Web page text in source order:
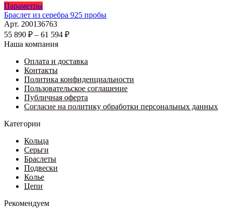
ПараметрыЭтот
товар
имеет
несколько
вариаций.
можно
выбрать
на
странице
товара.
Браслет из серебра 925 пробы
Арт. 200136763
55 890 ₽ – 61 594 ₽Диапазон
890 ₽
61
594 ₽
Наша компания
Оплата и доставка
Контакты
Политика конфиденциальности
Пользовательское соглашение
Публичная оферта
Согласие на политику обработки персональных данных
Категории
Кольца
Серьги
Браслеты
Подвески
Колье
Цепи
Рекомендуем